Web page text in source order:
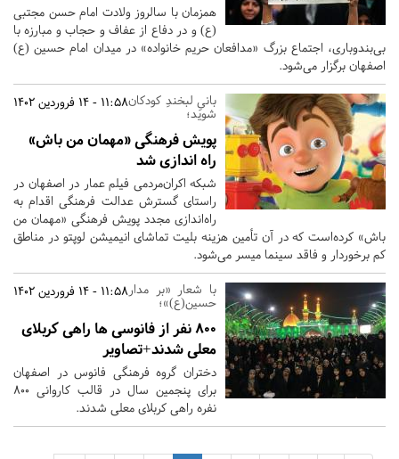
همزمان با سالروز ولادت امام حسن مجتبی
(ع) و در دفاع از عفاف و حجاب و مبارزه با
بی‌بندوباری، اجتماع بزرگ «مدافعان حریم خانواده» در میدان امام حسین (ع)
اصفهان برگزار می‌شود.
11:58 - 14 فروردین 1402بانیِ لبخندِ کودکان
شوید؛
پویش فرهنگی «مهمان من باش»
راه اندازی شد
شبکه اکران‌مردمی فیلم عمار در اصفهان در
راستای گسترش عدالت فرهنگی اقدام به
راه‌اندازی مجدد پویش فرهنگی «مهمان من
باش» کرده‌است که در آن تأمین هزینه بلیت تماشای انیمیشن لوپتو در مناطق
کم برخوردار و فاقد سینما میسر می‌شود.
11:58 - 14 فروردین 1402با شعار «بر مدار
حسین(ع)»؛
800 نفر از فانوسی ها راهی کربلای
معلی شدند+تصاویر
دختران گروه فرهنگی فانوس در اصفهان
برای پنجمین سال در قالب کاروانی ۸۰۰
نفره راهی کربلای معلی شدند.